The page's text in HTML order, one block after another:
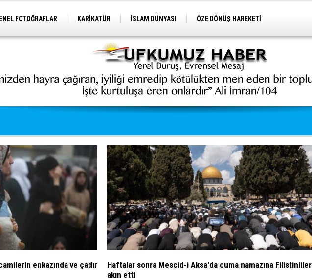
FOTOĞRAFLAR KARİKATÜR İSLAM DÜNYASI ÖZE DÖNÜŞ HAREKETİ
enkazında ve çadır
Haftalar sonra Mescid-i Aksa'da cuma namazına Filistinliler
akın etti